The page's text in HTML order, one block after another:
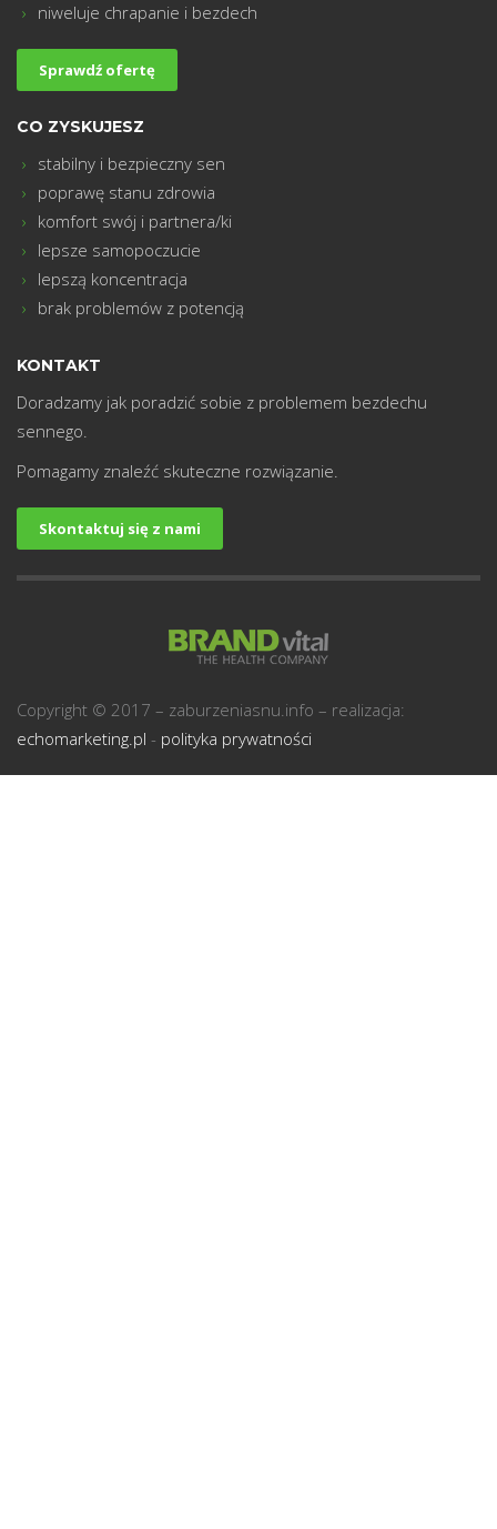
niweluje chrapanie i bezdech
Sprawdź ofertę
CO ZYSKUJESZ
stabilny i bezpieczny sen
poprawę stanu zdrowia
komfort swój i partnera/ki
lepsze samopoczucie
lepszą koncentracja
brak problemów z potencją
KONTAKT
Doradzamy jak poradzić sobie z problemem bezdechu
sennego.
Pomagamy znaleźć skuteczne rozwiązanie.
Skontaktuj się z nami
Copyright © 2017 – zaburzeniasnu.info – realizacja:
echomarketing.pl - polityka prywatności